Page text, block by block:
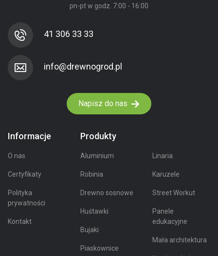
pn-pt w godz. 7:00 - 16:00
41 306 33 33
Napisz do nas
Informacje
O nas
Certyfikaty
Polityka
prywatności
Kontakt
Produkty
Aluminium
Robinia
Drewno sosnowe
Huśtawki
Bujaki
Piaskownice
Linaria
Karuzele
Street Workut
Panele
edukacyjne
Mała architektura